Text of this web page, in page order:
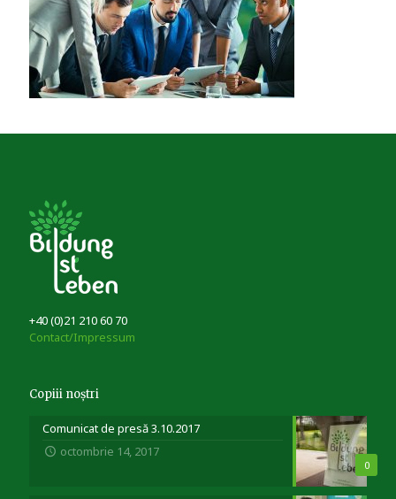
+40 (0)21 210 60 70
Contact/Impressum
Copiii noștri
0
Comunicat de presă 3.10.2017
octombrie 14, 2017